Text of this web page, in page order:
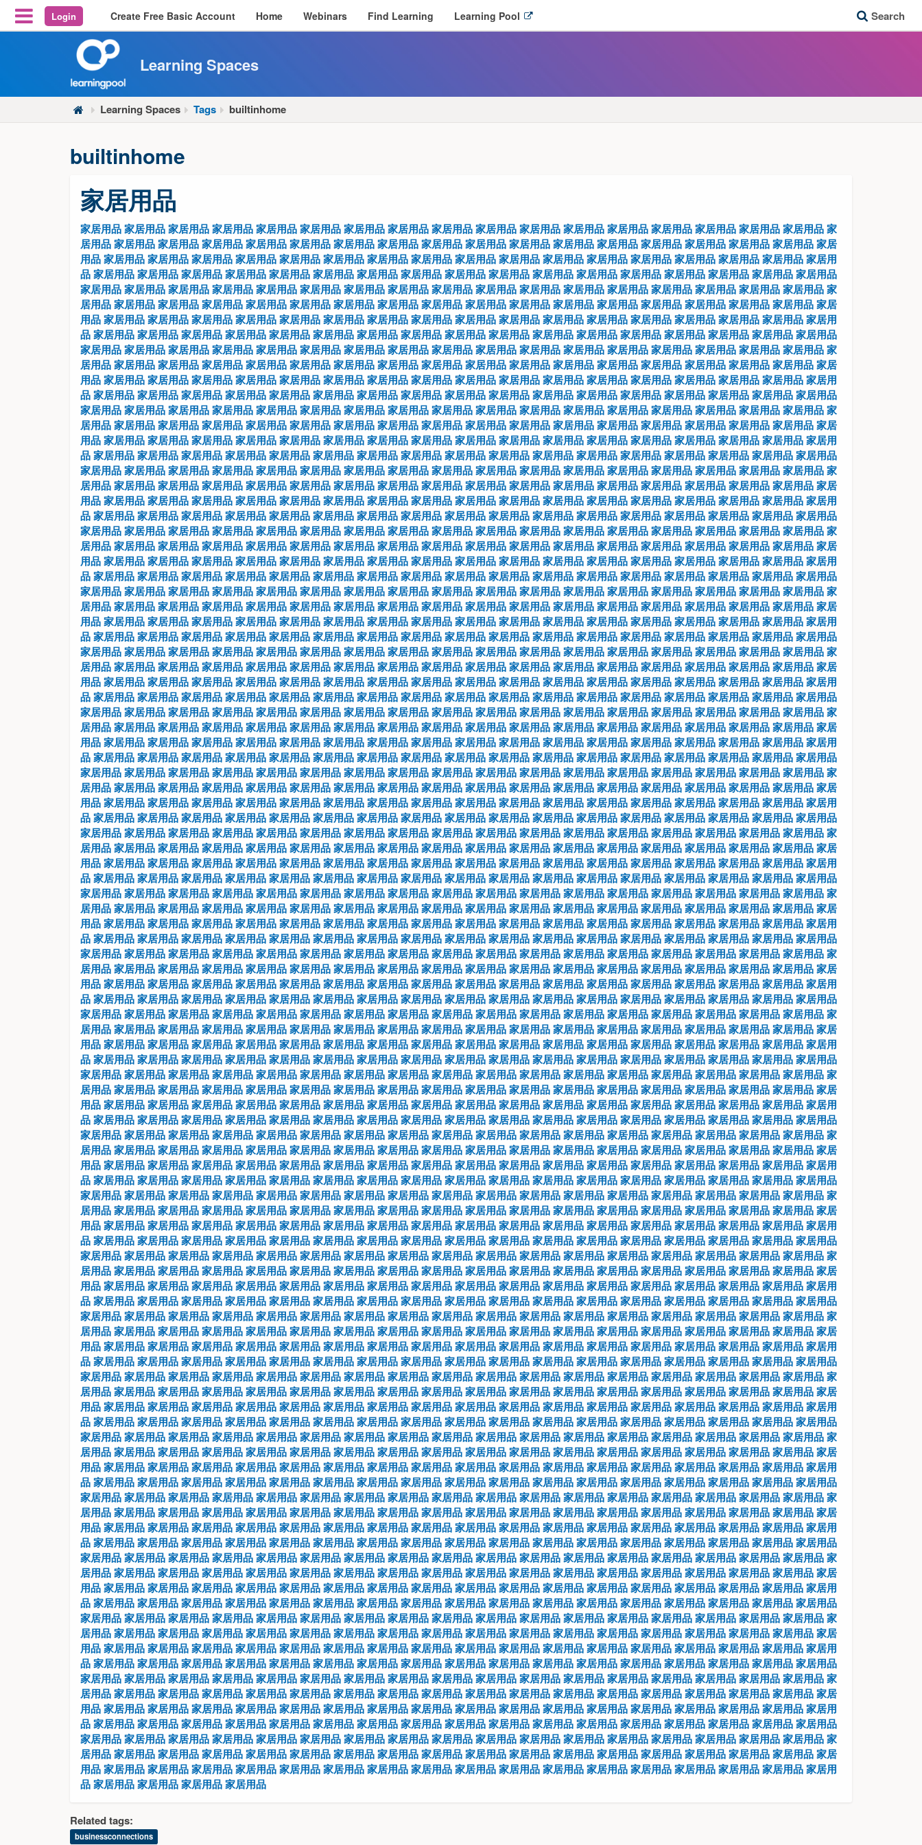
Reveal Off-Canvas Navigation
Login Create Free Basic Account Home Webinars Find Learning Learning Pool
p
n
n
d
o
w
Search
Learning Spaces
Learning Spaces Tags builtinhome
builtinhome
家居用品
家居用品家居用品家居用品家居用品家居用品家居用品家居用品家居用品家居用品家居用品家居用品家居用品家居用品家居用品家居用品家居用品家居用品家
居用品家居用品家居用品家居用品家居用品家居用品家居用品家居用品家居用品家居用品家居用品家居用品家居用品家居用品家居用品家居用品家居用品家居
用品家居用品家居用品家居用品家居用品家居用品家居用品家居用品家居用品家居用品家居用品家居用品家居用品家居用品家居用品家居用品家居用品家居用
品家居用品家居用品家居用品家居用品家居用品家居用品家居用品家居用品家居用品家居用品家居用品家居用品家居用品家居用品家居用品家居用品家居用品
家居用品家居用品家居用品家居用品家居用品家居用品家居用品家居用品家居用品家居用品家居用品家居用品家居用品家居用品家居用品家居用品家居用品家
居用品家居用品家居用品家居用品家居用品家居用品家居用品家居用品家居用品家居用品家居用品家居用品家居用品家居用品家居用品家居用品家居用品家居
用品家居用品家居用品家居用品家居用品家居用品家居用品家居用品家居用品家居用品家居用品家居用品家居用品家居用品家居用品家居用品家居用品家居用
品家居用品家居用品家居用品家居用品家居用品家居用品家居用品家居用品家居用品家居用品家居用品家居用品家居用品家居用品家居用品家居用品家居用品
家居用品家居用品家居用品家居用品家居用品家居用品家居用品家居用品家居用品家居用品家居用品家居用品家居用品家居用品家居用品家居用品家居用品家
居用品家居用品家居用品家居用品家居用品家居用品家居用品家居用品家居用品家居用品家居用品家居用品家居用品家居用品家居用品家居用品家居用品家居
用品家居用品家居用品家居用品家居用品家居用品家居用品家居用品家居用品家居用品家居用品家居用品家居用品家居用品家居用品家居用品家居用品家居用
品家居用品家居用品家居用品家居用品家居用品家居用品家居用品家居用品家居用品家居用品家居用品家居用品家居用品家居用品家居用品家居用品家居用品
家居用品家居用品家居用品家居用品家居用品家居用品家居用品家居用品家居用品家居用品家居用品家居用品家居用品家居用品家居用品家居用品家居用品家
居用品家居用品家居用品家居用品家居用品家居用品家居用品家居用品家居用品家居用品家居用品家居用品家居用品家居用品家居用品家居用品家居用品家居
用品家居用品家居用品家居用品家居用品家居用品家居用品家居用品家居用品家居用品家居用品家居用品家居用品家居用品家居用品家居用品家居用品家居用
品家居用品家居用品家居用品家居用品家居用品家居用品家居用品家居用品家居用品家居用品家居用品家居用品家居用品家居用品家居用品家居用品家居用品
家居用品家居用品家居用品家居用品家居用品家居用品家居用品家居用品家居用品家居用品家居用品家居用品家居用品家居用品家居用品家居用品家居用品家
居用品家居用品家居用品家居用品家居用品家居用品家居用品家居用品家居用品家居用品家居用品家居用品家居用品家居用品家居用品家居用品家居用品家居
用品家居用品家居用品家居用品家居用品家居用品家居用品家居用品家居用品家居用品家居用品家居用品家居用品家居用品家居用品家居用品家居用品家居用
品家居用品家居用品家居用品家居用品家居用品家居用品家居用品家居用品家居用品家居用品家居用品家居用品家居用品家居用品家居用品家居用品家居用品
家居用品家居用品家居用品家居用品家居用品家居用品家居用品家居用品家居用品家居用品家居用品家居用品家居用品家居用品家居用品家居用品家居用品家
居用品家居用品家居用品家居用品家居用品家居用品家居用品家居用品家居用品家居用品家居用品家居用品家居用品家居用品家居用品家居用品家居用品家居
用品家居用品家居用品家居用品家居用品家居用品家居用品家居用品家居用品家居用品家居用品家居用品家居用品家居用品家居用品家居用品家居用品家居用
品家居用品家居用品家居用品家居用品家居用品家居用品家居用品家居用品家居用品家居用品家居用品家居用品家居用品家居用品家居用品家居用品家居用品
家居用品家居用品家居用品家居用品家居用品家居用品家居用品家居用品家居用品家居用品家居用品家居用品家居用品家居用品家居用品家居用品家居用品家
居用品家居用品家居用品家居用品家居用品家居用品家居用品家居用品家居用品家居用品家居用品家居用品家居用品家居用品家居用品家居用品家居用品家居
用品家居用品家居用品家居用品家居用品家居用品家居用品家居用品家居用品家居用品家居用品家居用品家居用品家居用品家居用品家居用品家居用品家居用
品家居用品家居用品家居用品家居用品家居用品家居用品家居用品家居用品家居用品家居用品家居用品家居用品家居用品家居用品家居用品家居用品家居用品
家居用品家居用品家居用品家居用品家居用品家居用品家居用品家居用品家居用品家居用品家居用品家居用品家居用品家居用品家居用品家居用品家居用品家
居用品家居用品家居用品家居用品家居用品家居用品家居用品家居用品家居用品家居用品家居用品家居用品家居用品家居用品家居用品家居用品家居用品家居
用品家居用品家居用品家居用品家居用品家居用品家居用品家居用品家居用品家居用品家居用品家居用品家居用品家居用品家居用品家居用品家居用品家居用
品家居用品家居用品家居用品家居用品家居用品家居用品家居用品家居用品家居用品家居用品家居用品家居用品家居用品家居用品家居用品家居用品家居用品
家居用品家居用品家居用品家居用品家居用品家居用品家居用品家居用品家居用品家居用品家居用品家居用品家居用品家居用品家居用品家居用品家居用品家
居用品家居用品家居用品家居用品家居用品家居用品家居用品家居用品家居用品家居用品家居用品家居用品家居用品家居用品家居用品家居用品家居用品家居
用品家居用品家居用品家居用品家居用品家居用品家居用品家居用品家居用品家居用品家居用品家居用品家居用品家居用品家居用品家居用品家居用品家居用
品家居用品家居用品家居用品家居用品家居用品家居用品家居用品家居用品家居用品家居用品家居用品家居用品家居用品家居用品家居用品家居用品家居用品
家居用品家居用品家居用品家居用品家居用品家居用品家居用品家居用品家居用品家居用品家居用品家居用品家居用品家居用品家居用品家居用品家居用品家
居用品家居用品家居用品家居用品家居用品家居用品家居用品家居用品家居用品家居用品家居用品家居用品家居用品家居用品家居用品家居用品家居用品家居
用品家居用品家居用品家居用品家居用品家居用品家居用品家居用品家居用品家居用品家居用品家居用品家居用品家居用品家居用品家居用品家居用品家居用
品家居用品家居用品家居用品家居用品家居用品家居用品家居用品家居用品家居用品家居用品家居用品家居用品家居用品家居用品家居用品家居用品家居用品
家居用品家居用品家居用品家居用品家居用品家居用品家居用品家居用品家居用品家居用品家居用品家居用品家居用品家居用品家居用品家居用品家居用品家
居用品家居用品家居用品家居用品家居用品家居用品家居用品家居用品家居用品家居用品家居用品家居用品家居用品家居用品家居用品家居用品家居用品家居
用品家居用品家居用品家居用品家居用品家居用品家居用品家居用品家居用品家居用品家居用品家居用品家居用品家居用品家居用品家居用品家居用品家居用
品家居用品家居用品家居用品家居用品家居用品家居用品家居用品家居用品家居用品家居用品家居用品家居用品家居用品家居用品家居用品家居用品家居用品
家居用品家居用品家居用品家居用品家居用品家居用品家居用品家居用品家居用品家居用品家居用品家居用品家居用品家居用品家居用品家居用品家居用品家
居用品家居用品家居用品家居用品家居用品家居用品家居用品家居用品家居用品家居用品家居用品家居用品家居用品家居用品家居用品家居用品家居用品家居
用品家居用品家居用品家居用品家居用品家居用品家居用品家居用品家居用品家居用品家居用品家居用品家居用品家居用品家居用品家居用品家居用品家居用
品家居用品家居用品家居用品家居用品家居用品家居用品家居用品家居用品家居用品家居用品家居用品家居用品家居用品家居用品家居用品家居用品家居用品
家居用品家居用品家居用品家居用品家居用品家居用品家居用品家居用品家居用品家居用品家居用品家居用品家居用品家居用品家居用品家居用品家居用品家
居用品家居用品家居用品家居用品家居用品家居用品家居用品家居用品家居用品家居用品家居用品家居用品家居用品家居用品家居用品家居用品家居用品家居
用品家居用品家居用品家居用品家居用品家居用品家居用品家居用品家居用品家居用品家居用品家居用品家居用品家居用品家居用品家居用品家居用品家居用
品家居用品家居用品家居用品家居用品家居用品家居用品家居用品家居用品家居用品家居用品家居用品家居用品家居用品家居用品家居用品家居用品家居用品
家居用品家居用品家居用品家居用品家居用品家居用品家居用品家居用品家居用品家居用品家居用品家居用品家居用品家居用品家居用品家居用品家居用品家
居用品家居用品家居用品家居用品家居用品家居用品家居用品家居用品家居用品家居用品家居用品家居用品家居用品家居用品家居用品家居用品家居用品家居
用品家居用品家居用品家居用品家居用品家居用品家居用品家居用品家居用品家居用品家居用品家居用品家居用品家居用品家居用品家居用品家居用品家居用
品家居用品家居用品家居用品家居用品家居用品家居用品家居用品家居用品家居用品家居用品家居用品家居用品家居用品家居用品家居用品家居用品家居用品
家居用品家居用品家居用品家居用品家居用品家居用品家居用品家居用品家居用品家居用品家居用品家居用品家居用品家居用品家居用品家居用品家居用品家
居用品家居用品家居用品家居用品家居用品家居用品家居用品家居用品家居用品家居用品家居用品家居用品家居用品家居用品家居用品家居用品家居用品家居
用品家居用品家居用品家居用品家居用品家居用品家居用品家居用品家居用品家居用品家居用品家居用品家居用品家居用品家居用品家居用品家居用品家居用
品家居用品家居用品家居用品家居用品家居用品家居用品家居用品家居用品家居用品家居用品家居用品家居用品家居用品家居用品家居用品家居用品家居用品
家居用品家居用品家居用品家居用品家居用品家居用品家居用品家居用品家居用品家居用品家居用品家居用品家居用品家居用品家居用品家居用品家居用品家
居用品家居用品家居用品家居用品家居用品家居用品家居用品家居用品家居用品家居用品家居用品家居用品家居用品家居用品家居用品家居用品家居用品家居
用品家居用品家居用品家居用品家居用品家居用品家居用品家居用品家居用品家居用品家居用品家居用品家居用品家居用品家居用品家居用品家居用品家居用
品家居用品家居用品家居用品家居用品家居用品家居用品家居用品家居用品家居用品家居用品家居用品家居用品家居用品家居用品家居用品家居用品家居用品
家居用品家居用品家居用品家居用品家居用品家居用品家居用品家居用品家居用品家居用品家居用品家居用品家居用品家居用品家居用品家居用品家居用品家
居用品家居用品家居用品家居用品家居用品家居用品家居用品家居用品家居用品家居用品家居用品家居用品家居用品家居用品家居用品家居用品家居用品家居
用品家居用品家居用品家居用品家居用品家居用品家居用品家居用品家居用品家居用品家居用品家居用品家居用品家居用品家居用品家居用品家居用品家居用
品家居用品家居用品家居用品家居用品家居用品家居用品家居用品家居用品家居用品家居用品家居用品家居用品家居用品家居用品家居用品家居用品家居用品
家居用品家居用品家居用品家居用品家居用品家居用品家居用品家居用品家居用品家居用品家居用品家居用品家居用品家居用品家居用品家居用品家居用品家
居用品家居用品家居用品家居用品家居用品家居用品家居用品家居用品家居用品家居用品家居用品家居用品家居用品家居用品家居用品家居用品家居用品家居
用品家居用品家居用品家居用品家居用品家居用品家居用品家居用品家居用品家居用品家居用品家居用品家居用品家居用品家居用品家居用品家居用品家居用
品家居用品家居用品家居用品家居用品家居用品家居用品家居用品家居用品家居用品家居用品家居用品家居用品家居用品家居用品家居用品家居用品家居用品
家居用品家居用品家居用品家居用品家居用品家居用品家居用品家居用品家居用品家居用品家居用品家居用品家居用品家居用品家居用品家居用品家居用品家
居用品家居用品家居用品家居用品家居用品家居用品家居用品家居用品家居用品家居用品家居用品家居用品家居用品家居用品家居用品家居用品家居用品家居
用品家居用品家居用品家居用品家居用品家居用品家居用品家居用品家居用品家居用品家居用品家居用品家居用品家居用品家居用品家居用品家居用品家居用
品家居用品家居用品家居用品家居用品家居用品家居用品家居用品家居用品家居用品家居用品家居用品家居用品家居用品家居用品家居用品家居用品家居用品
家居用品家居用品家居用品家居用品家居用品家居用品家居用品家居用品家居用品家居用品家居用品家居用品家居用品家居用品家居用品家居用品家居用品家
居用品家居用品家居用品家居用品家居用品家居用品家居用品家居用品家居用品家居用品家居用品家居用品家居用品家居用品家居用品家居用品家居用品家居
用品家居用品家居用品家居用品家居用品家居用品家居用品家居用品家居用品家居用品家居用品家居用品家居用品家居用品家居用品家居用品家居用品家居用
品家居用品家居用品家居用品家居用品家居用品家居用品家居用品家居用品家居用品家居用品家居用品家居用品家居用品家居用品家居用品家居用品家居用品
家居用品家居用品家居用品家居用品家居用品家居用品家居用品家居用品家居用品家居用品家居用品家居用品家居用品家居用品家居用品家居用品家居用品家
居用品家居用品家居用品家居用品家居用品家居用品家居用品家居用品家居用品家居用品家居用品家居用品家居用品家居用品家居用品家居用品家居用品家居
用品家居用品家居用品家居用品家居用品家居用品家居用品家居用品家居用品家居用品家居用品家居用品家居用品家居用品家居用品家居用品家居用品家居用
品家居用品家居用品家居用品家居用品家居用品家居用品家居用品家居用品家居用品家居用品家居用品家居用品家居用品家居用品家居用品家居用品家居用品
家居用品家居用品家居用品家居用品家居用品家居用品家居用品家居用品家居用品家居用品家居用品家居用品家居用品家居用品家居用品家居用品家居用品家
居用品家居用品家居用品家居用品家居用品家居用品家居用品家居用品家居用品家居用品家居用品家居用品家居用品家居用品家居用品家居用品家居用品家居
用品家居用品家居用品家居用品家居用品家居用品家居用品家居用品家居用品家居用品家居用品家居用品家居用品家居用品家居用品家居用品家居用品家居用
品家居用品家居用品家居用品家居用品家居用品家居用品家居用品家居用品家居用品家居用品家居用品家居用品家居用品家居用品家居用品家居用品家居用品
家居用品家居用品家居用品家居用品家居用品家居用品家居用品家居用品家居用品家居用品家居用品家居用品家居用品家居用品家居用品家居用品家居用品家
居用品家居用品家居用品家居用品家居用品家居用品家居用品家居用品家居用品家居用品家居用品家居用品家居用品家居用品家居用品家居用品家居用品家居
用品家居用品家居用品家居用品家居用品家居用品家居用品家居用品家居用品家居用品家居用品家居用品家居用品家居用品家居用品家居用品家居用品家居用
品家居用品家居用品家居用品家居用品家居用品家居用品家居用品家居用品家居用品家居用品家居用品家居用品家居用品家居用品家居用品家居用品家居用品
家居用品家居用品家居用品家居用品家居用品家居用品家居用品家居用品家居用品家居用品家居用品家居用品家居用品家居用品家居用品家居用品家居用品家
居用品家居用品家居用品家居用品家居用品家居用品家居用品家居用品家居用品家居用品家居用品家居用品家居用品家居用品家居用品家居用品家居用品家居
用品家居用品家居用品家居用品家居用品家居用品家居用品家居用品家居用品家居用品家居用品家居用品家居用品家居用品家居用品家居用品家居用品家居用
品家居用品家居用品家居用品家居用品家居用品家居用品家居用品家居用品家居用品家居用品家居用品家居用品家居用品家居用品家居用品家居用品家居用品
家居用品家居用品家居用品家居用品家居用品家居用品家居用品家居用品家居用品家居用品家居用品家居用品家居用品家居用品家居用品家居用品家居用品家
居用品家居用品家居用品家居用品家居用品家居用品家居用品家居用品家居用品家居用品家居用品家居用品家居用品家居用品家居用品家居用品家居用品家居
用品家居用品家居用品家居用品家居用品家居用品家居用品家居用品家居用品家居用品家居用品家居用品家居用品家居用品家居用品家居用品家居用品家居用
品家居用品家居用品家居用品家居用品家居用品家居用品家居用品家居用品家居用品家居用品家居用品家居用品家居用品家居用品家居用品家居用品家居用品
家居用品家居用品家居用品家居用品家居用品家居用品家居用品家居用品家居用品家居用品家居用品家居用品家居用品家居用品家居用品家居用品家居用品家
居用品家居用品家居用品家居用品家居用品家居用品家居用品家居用品家居用品家居用品家居用品家居用品家居用品家居用品家居用品家居用品家居用品家居
用品家居用品家居用品家居用品家居用品家居用品家居用品家居用品家居用品家居用品家居用品家居用品家居用品家居用品家居用品家居用品家居用品家居用
品家居用品家居用品家居用品家居用品
Related tags:
businessconnections